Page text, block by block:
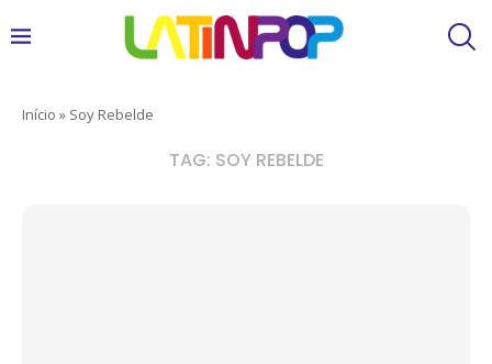
Início » Soy Rebelde
TAG: SOY REBELDE